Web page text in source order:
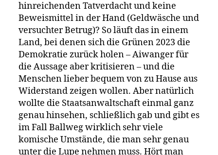
behandelt
hinreichenden Tatverdacht und keine
Beweismittel in der Hand (Geldwäsche und
versuchter Betrug)? So läuft das in einem
Land, bei denen sich die Grünen 2023 die
Demokratie zurück holen – Aiwanger für
die Aussage aber kritisieren – und die
Menschen lieber bequem von zu Hause aus
Widerstand zeigen wollen. Aber natürlich
wollte die Staatsanwaltschaft einmal ganz
genau hinsehen, schließlich gab und gibt es
im Fall Ballweg wirklich sehr viele
komische Umstände, die man sehr genau
unter die Lupe nehmen muss. Hört man